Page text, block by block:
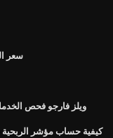
سعر
ويلز فارجو فحص
كيفية حساب مؤشر الربحية